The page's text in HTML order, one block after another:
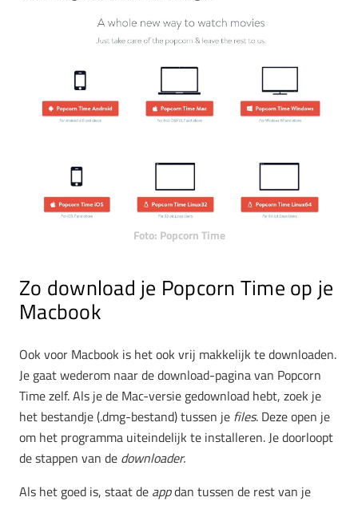
Foto: Popcorn Time
Zo download je Popcorn Time op je
Macbook
Ook voor Macbook is het ook vrij makkelijk te downloaden.
Je gaat wederom naar de download-pagina van Popcorn
Time zelf. Als je de Mac-versie gedownload hebt, zoek je
het bestandje (.dmg-bestand) tussen je files. Deze open je
om het programma uiteindelijk te installeren. Je doorloopt
de stappen van de downloader.
Als het goed is, staat de appdan tussen de rest van je